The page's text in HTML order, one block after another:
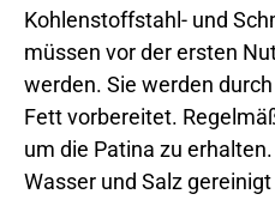
Kohlenstoffstahl- und
müssen vor der ersten
werden. Sie werden
Fett vorbereitet.
um die Patina zu
Wasser und Salz